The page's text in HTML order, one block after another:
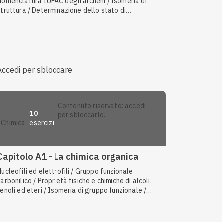
/ Determinazione dello stato di
per sbloccare
chimica
10
esercizi
contenuto riservato: accedi
per sbloccarlo.
A1 - La chimica organica
ed elettrofili / Gruppo funzionale
/ Proprietà fisiche e chimiche di alcoli,
ed eteri / Isomeria di gruppo funzionale /